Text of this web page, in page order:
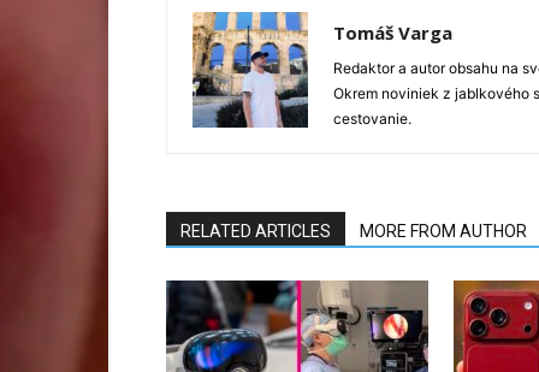
Tomáš Varga
Redaktor a autor obsahu na
Okrem noviniek z jablkového
cestovanie.
RELATED ARTICLES MORE FROM AUTHOR